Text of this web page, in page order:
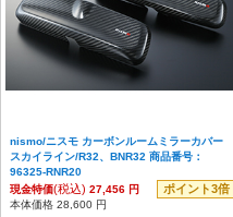
nismo/ニスモ カーボンルームミラーカバー
スカイライン/R32、BNR32 商品番号：
96325-RNR20
現金特価(税込) 27,456 円 ポイント3倍
本体価格 28,600 円